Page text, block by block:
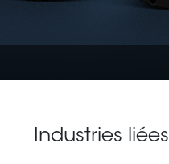
Industries liées